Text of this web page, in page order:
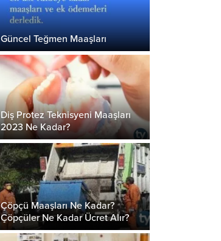
Güncel Teğmen Maaşları
Diş Protez Teknisyeni Maaşları
2023 Ne Kadar?
Çöpçü Maaşları Ne Kadar?
Çöpçüler Ne Kadar Ücret Alır?